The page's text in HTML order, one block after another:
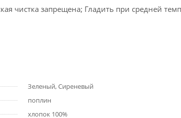
чистка запрещена; Гладить при средней
Зеленый, Сиреневый
поплин
хлопок 100%